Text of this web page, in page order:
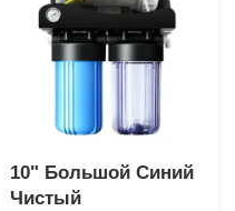
10" Большой Синий
Чистый